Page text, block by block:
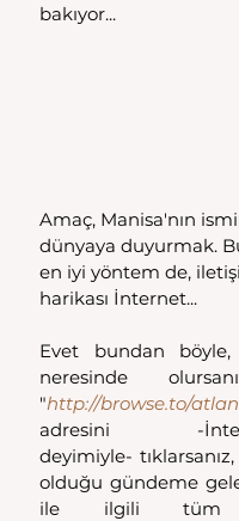
bakıyor...
Amaç, Manisa'nın
dünyaya duyurmak.
en iyi yöntem de,
harikası İnternet...
Evet bundan böyle,
neresinde
"http://browse.to/
adresini -
deyimiyle-
olduğu gündeme
ile ilgili tüm